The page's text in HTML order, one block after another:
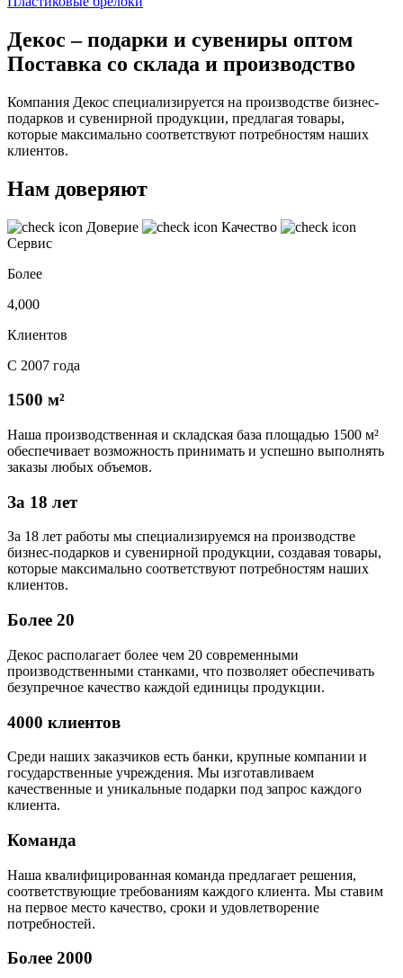
Декос – подарки и сувениры оптом
Поставка со склада и производство
Компания Декос специализируется на производстве бизнес-
подарков и сувенирной продукции, предлагая товары,
которые максимально соответствуют потребностям наших
клиентов.
Нам доверяют
Доверие
Качество
Сервис
Более
4,000
Клиентов
С 2007 года
1500 м²
Наша производственная и складская база площадью 1500 м²
обеспечивает возможность принимать и успешно выполнять
заказы любых объемов.
За 18 лет
За 18 лет работы мы специализируемся на производстве
бизнес-подарков и сувенирной продукции, создавая товары,
которые максимально соответствуют потребностям наших
клиентов.
Более 20
Декос располагает более чем 20 современными
производственными станками, что позволяет обеспечивать
безупречное качество каждой единицы продукции.
4000 клиентов
Среди наших заказчиков есть банки, крупные компании и
государственные учреждения. Мы изготавливаем
качественные и уникальные подарки под запрос каждого
клиента.
Команда
Наша квалифицированная команда предлагает решения,
соответствующие требованиям каждого клиента. Мы ставим
на первое место качество, сроки и удовлетворение
потребностей.
Более 2000